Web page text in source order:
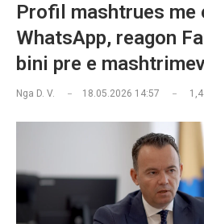
Profil mashtrues me
WhatsApp, reagon
bini pre e
Nga D. V. 18.05.2026 14:57